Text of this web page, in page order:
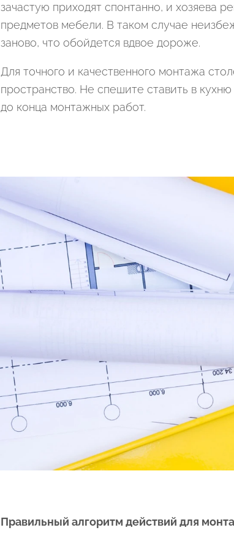
зачастую приходят спонтанно, и хозяева
предметов мебели. В таком случае
заново, что обойдется вдвое дороже.
Для точного и качественного монтажа
пространство. Не спешите ставить в
до конца монтажных работ.
Правильный алгоритм действий для